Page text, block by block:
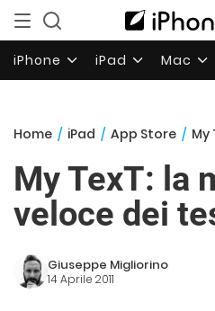
iPhone iPad Mac
Home / iPad / App Store / My
My TexT: la
veloce dei
Giuseppe Migliorino
14 Aprile 2011